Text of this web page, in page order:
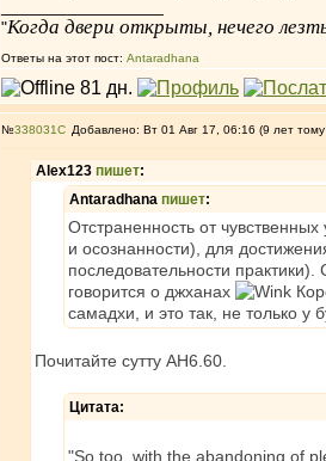
"Когда двери открыты, нечего
Ответы на этот пост: Antaradhana
№338031 Добавлено: Вт 01 Авг 17, 06:16 (9 лет
Alex123 пишет:
Antaradhana пишет:
Отстраненность от
и осознанности), для
последовательности
говорится о джханах
самадхи, и это так, не только у
Почитайте сутту АН6.60.
Цитата:
"So too, with the abandoning of